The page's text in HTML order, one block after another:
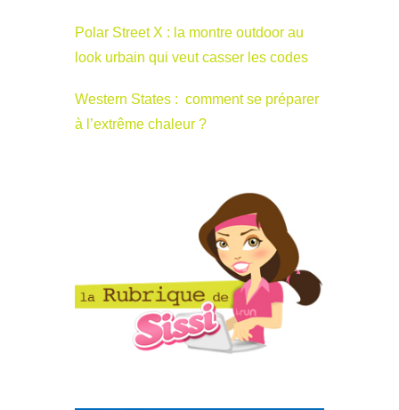
Polar Street X : la montre outdoor au
look urbain qui veut casser les codes
Western States : comment se préparer
à l’extrême chaleur ?